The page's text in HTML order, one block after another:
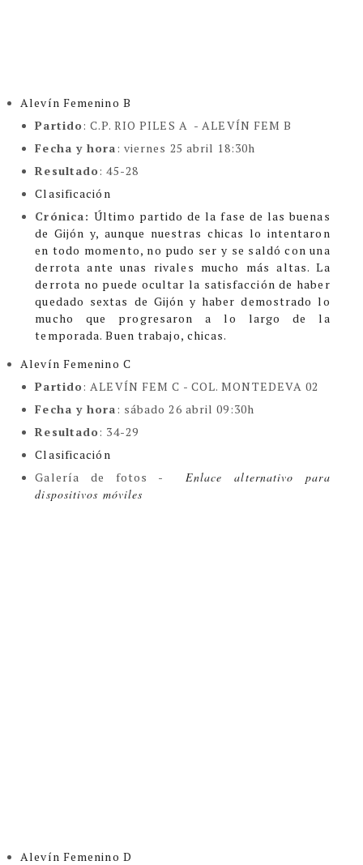
Alevín Femenino B
Partido:C.P. RIO PILES A - ALEVÍN FEM B
Fecha y hora: viernes 25 abril 18:30h
Resultado: 45-28
Clasificación
Crónica:Último partido de la fase de las buenas
de Gijón y, aunque nuestras chicas lo intentaron
en todo momento, no pudo ser y se saldó con una
derrota ante unas rivales mucho más altas.La
derrota no puede ocultar la satisfacción de haber
quedado sextas de Gijón y haber demostrado lo
mucho que progresaron a lo largo de la
temporada. Buen trabajo, chicas.
Alevín Femenino C
Partido: ALEVÍN FEM C - COL. MONTEDEVA 02
Fecha y hora: sábado 26 abril 09:30h
Resultado: 34-29
Clasificación
Galería de fotos - Enlace alternativo para
dispositivos móviles
Alevín Femenino D